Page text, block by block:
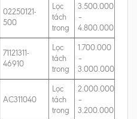
02250121-
500
Lọc
tách
trong
3.500.000
–
4.800.000
71121311-
46910
Lọc
tách
trong
1.700.000
–
3.000.000
AC311040
Lọc
tách
trong
2.000.000
–
3.200.000